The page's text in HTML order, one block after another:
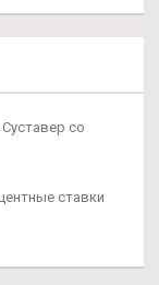
со
ставки